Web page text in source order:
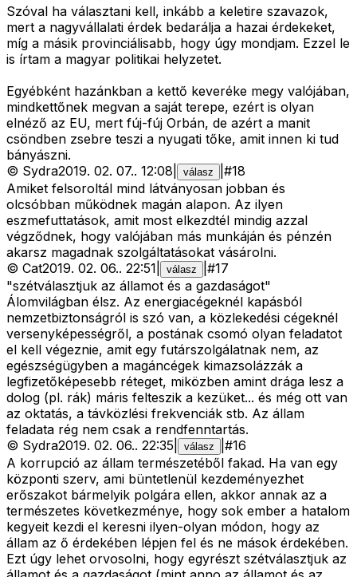
Szóval ha választani kell, inkább a keletire szavazok,
mert a nagyvállalati érdek bedarálja a hazai érdekeket,
míg a másik provinciálisabb, hogy úgy mondjam. Ezzel le
is írtam a magyar politikai helyzetet.
Egyébként hazánkban a kettő keveréke megy valójában,
mindkettőnek megvan a saját terepe, ezért is olyan
elnéző az EU, mert fúj-fúj Orbán, de azért a manit
csöndben zsebre teszi a nyugati tőke, amit innen ki tud
bányászni.
© Sydra2019. 02. 07.. 12:08 válasz #18
Amiket felsoroltál mind látványosan jobban és
olcsóbban működnek magán alapon. Az ilyen
eszmefuttatások, amit most elkezdtél mindig azzal
végződnek, hogy valójában más munkáján és pénzén
akarsz magadnak szolgáltatásokat vásárolni.
© Cat2019. 02. 06.. 22:51 válasz #17
"szétválasztjuk az államot és a gazdaságot"
Álomvilágban élsz. Az energiacégeknél kapásból
nemzetbiztonságról is szó van, a közlekedési cégeknél
versenyképességről, a postának csomó olyan feladatot
el kell végeznie, amit egy futárszolgálatnak nem, az
egészségügyben a magáncégek kimazsolázzák a
legfizetőképesebb réteget, miközben amint drága lesz a
dolog (pl. rák) máris felteszik a kezüket... és még ott van
az oktatás, a távközlési frekvenciák stb. Az állam
feladata rég nem csak a rendfenntartás.
© Sydra2019. 02. 06.. 22:35 válasz #16
A korrupció az állam természetéből fakad. Ha van egy
központi szerv, ami büntetlenül kezdeményezhet
erőszakot bármelyik polgára ellen, akkor annak az a
természetes következménye, hogy sok ember a hatalom
kegyeit kezdi el keresni ilyen-olyan módon, hogy az
állam az ő érdekében lépjen fel és ne mások érdekében.
Ezt úgy lehet orvosolni, hogy egyrészt szétválasztjuk az